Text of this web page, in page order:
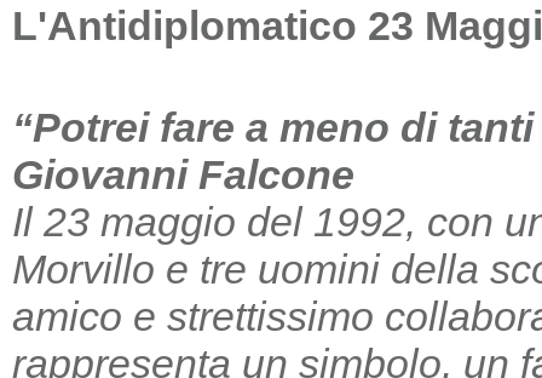
L'Antidiplomatico 23
“Potrei fare a meno di
Giovanni Falcone
Il 23 maggio del 1992, con
Morvillo e tre uomini della
amico e strettissimo
rappresenta un simbolo, un